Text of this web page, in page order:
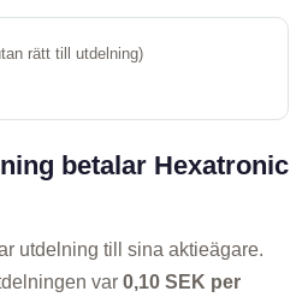
rätt till utdelning)
betalar Hexatronic
utdelning till sina aktieägare.
var 0,10 SEK per